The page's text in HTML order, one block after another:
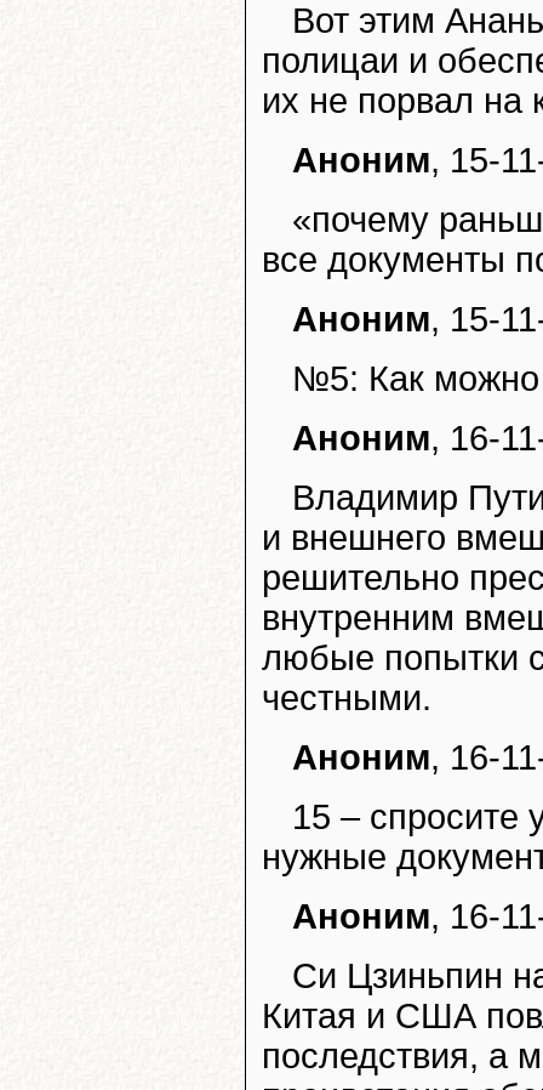
Вот этим
полицаи и
их не порвал на
Аноним, 15-
«почему
все документы
Аноним, 15-
№5: Как можно
Аноним, 16-
Владимир
и внешнего
решительно
внутренним
любые попытки
честными.
Аноним, 16-
15 – спросите
нужные
Аноним, 16-
Си Цзиньпин
Китая и США
последствия, а